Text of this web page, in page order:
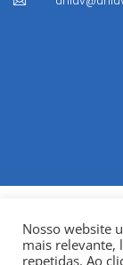
Nosso website
mais relevante,
repetidas. Ao